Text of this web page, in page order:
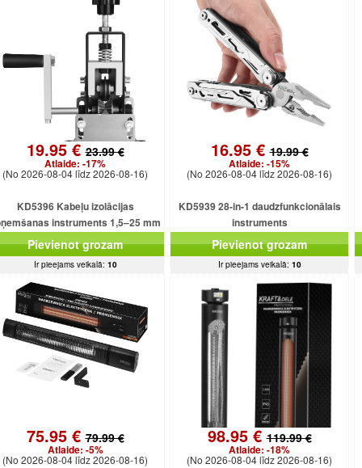
19.95 €23.99 €
Atlaide: -17%
(No 2026-08-04 līdz 2026-08-16)
KD5396 Kabeļu izolācijas
instruments 1,5–25 mm
kabeļiem
Pievienot grozam
Ir pieejams veikalā: 10
16.95 €19.99 €
Atlaide: -15%
(No 2026-08-04 līdz 2026-08-16)
KD5939 28-in-1 daudzfunkcionālais
instruments
Pievienot grozam
Ir pieejams veikalā: 10
75.95 €79.99 €
Atlaide: -5%
(No 2026-08-04 līdz 2026-08-16)
98.95 €119.99 €
Atlaide: -18%
(No 2026-08-04 līdz 2026-08-16)